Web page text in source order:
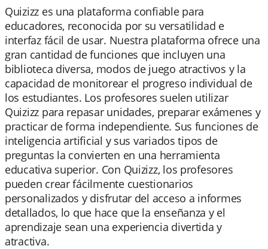
Quizizz es una plataforma confiable para
educadores, reconocida por su versatilidad e
interfaz fácil de usar. Nuestra plataforma ofrece una
gran cantidad de funciones que incluyen una
biblioteca diversa, modos de juego atractivos y la
capacidad de monitorear el progreso individual de
los estudiantes. Los profesores suelen utilizar
Quizizz para repasar unidades, preparar exámenes y
practicar de forma independiente. Sus funciones de
inteligencia artificial y sus variados tipos de
preguntas la convierten en una herramienta
educativa superior. Con Quizizz, los profesores
pueden crear fácilmente cuestionarios
personalizados y disfrutar del acceso a informes
detallados, lo que hace que la enseñanza y el
aprendizaje sean una experiencia divertida y
atractiva.